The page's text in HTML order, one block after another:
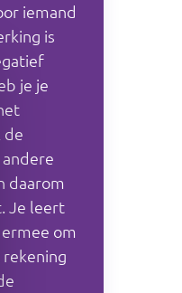
iemand
is
je je
de
daarom
Je leert
om
rekening